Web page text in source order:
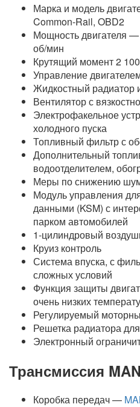
Марка и модель
Common-Rail, OBD2
Мощность двигателя —
об/мин
Крутящий момент 2
Управление
Жидкостный радиатор
Вентилятор с
Электрофакельное
холодного пуска
Топливный фильтр с
Дополнительный
водоотделителем,
Меры по снижению
Модуль управления
данными (KSM) с
парком автомобилей
1-цилиндровый
Круиз контроль
Система впуска, с
сложных условий
Функция защиты
очень низких
Регулируемый
Решетка радиатора
Электронный
Трансмиссия
Коробка передач —